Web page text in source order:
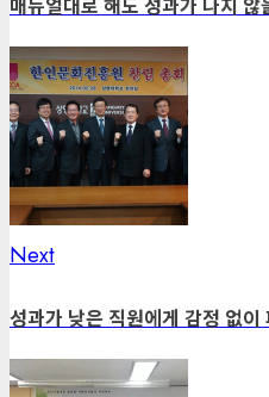
NextNext
성과가 낮은 직원에게 감정 없